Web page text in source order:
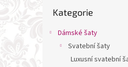
kategorie
Kategorie
Dámské šaty
Svatební šaty
Luxusní svatební